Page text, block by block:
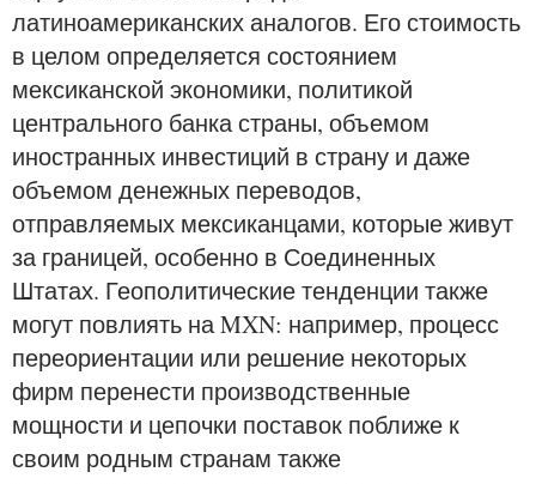
латиноамериканских аналогов. Его стоимость
в целом определяется состоянием
мексиканской экономики, политикой
центрального банка страны, объемом
иностранных инвестиций в страну и даже
объемом денежных переводов,
отправляемых мексиканцами, которые живут
за границей, особенно в Соединенных
Штатах. Геополитические тенденции также
могут повлиять на MXN: например, процесс
переориентации или решение некоторых
фирм перенести производственные
мощности и цепочки поставок поближе к
своим родным странам также